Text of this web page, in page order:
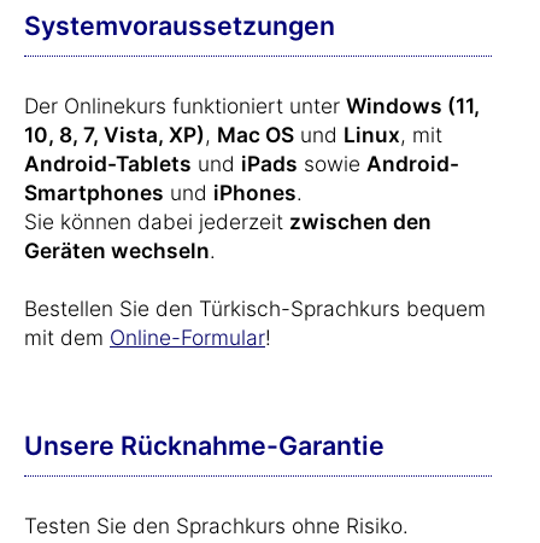
Systemvoraussetzungen
Der Onlinekurs funktioniert unter Windows (11,
10, 8, 7, Vista, XP), Mac OS und Linux, mit
Android-Tablets und iPads sowie Android-
Smartphones und iPhones.
Sie können dabei jederzeit zwischen den
Geräten wechseln.
Bestellen Sie den Türkisch-Sprachkurs bequem
mit dem Online-Formular!
Unsere Rücknahme-Garantie
Testen Sie den Sprachkurs ohne Risiko.